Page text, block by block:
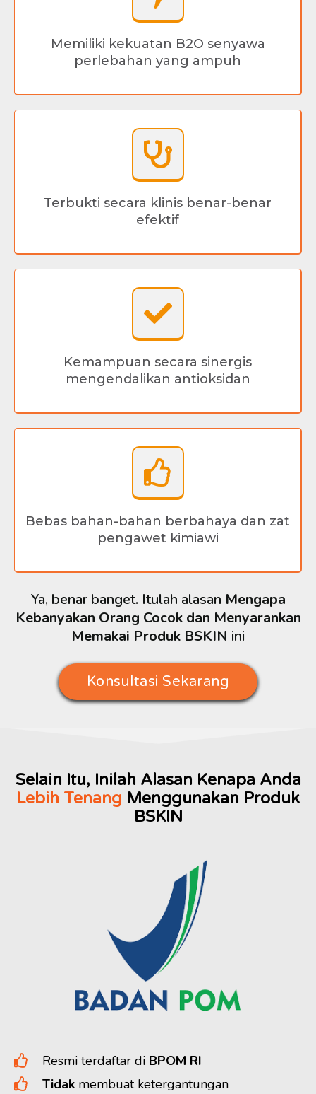
Memiliki kekuatan B2O senyawa
perlebahan yang ampuh
Terbukti secara klinis benar-benar
efektif
Kemampuan secara sinergis
mengendalikan antioksidan
Bebas bahan-bahan berbahaya dan zat
pengawet kimiawi
Ya, benar banget. Itulah alasan Mengapa
Kebanyakan Orang Cocok dan Menyarankan
Memakai Produk BSKIN ini
Konsultasi Sekarang
Selain Itu, Inilah Alasan Kenapa Anda
Lebih Tenang Menggunakan Produk
BSKIN
Resmi terdaftar di BPOM RI
Tidak membuat ketergantungan